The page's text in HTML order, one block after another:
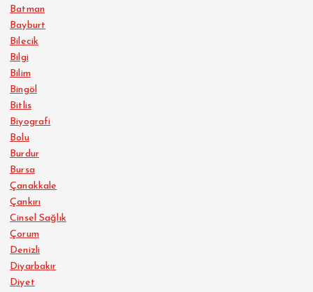
Batman
Bayburt
Bilecik
Bilgi
Bilim
Bingöl
Bitlis
Biyografi
Bolu
Burdur
Bursa
Çanakkale
Çankırı
Cinsel Sağlık
Çorum
Denizli
Diyarbakır
Diyet